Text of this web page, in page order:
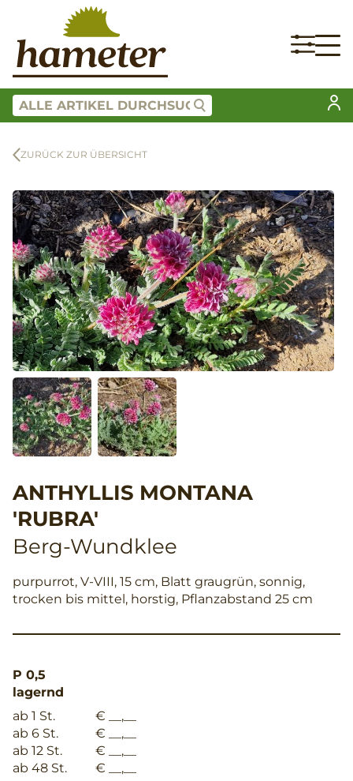
ZURÜCK ZUR ÜBERSICHT
ANTHYLLIS MONTANA
'RUBRA'
Berg-Wundklee
purpurrot, V-VIII, 15 cm, Blatt graugrün, sonnig,
trocken bis mittel, horstig, Pflanzabstand 25 cm
P 0,5
lagernd
ab 1 St.
€ __,__
ab 6 St.
€ __,__
ab 12 St.
€ __,__
ab 48 St.
€ __,__